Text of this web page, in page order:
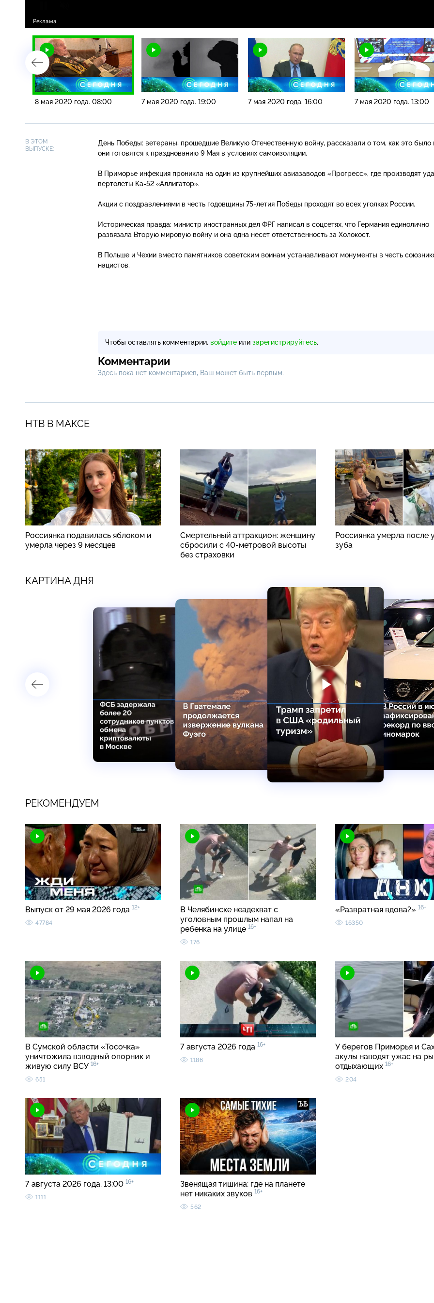
8 мая 2020 года. 08:00 7 мая 2020 года. 19:00 7 мая 2020 года. 16:00 7 мая 2020 года. 13:00
В ЭТОМ
ВЫПУСКЕ:
День Победы: ветераны, прошедшие Великую Отечественную войну, рассказали о том, как это было
они готовятся к празднованию 9 Мая в условиях самоизоляции.
В Приморье инфекция проникла на один из крупнейших авиазаводов «Прогресс», где производят
вертолеты Ка-52 «Аллигатор».
Акции с поздравлениями в честь годовщины 75-летия Победы проходят во всех уголках России.
Историческая правда: министр иностранных дел ФРГ написал в соцсетях, что Германия единолично
развязала Вторую мировую войну и она одна несет ответственность за Холокост.
В Польше и Чехии вместо памятников советским воинам устанавливают монументы в честь
нацистов.
Чтобы оставлять комментарии, войдите или зарегистрируйтесь.
Комментарии
Здесь пока нет комментариев, Ваш может быть первым.
НТВ В МАКСЕ
Россиянка подавилась яблоком и
умерла через 9 месяцев
Смертельный аттракцион: женщину
сбросили с 40-метровой высоты
без страховки
Россиянка умерла после
зуба
КАРТИНА ДНЯ
РЕКОМЕНДУЕМ
Выпуск от 29 мая 2026 года 12+
47784
В Челябинске неадекват с
уголовным прошлым напал на
ребенка на улице 16+
176
«Развратная вдова?» 16+
16350
В Сумской области «Тосочка»
уничтожила взводный опорник и
живую силу ВСУ 16+
651
7 августа 2026 года 16+
1186
У берегов Приморья и
акулы наводят ужас на
отдыхающих 16+
204
7 августа 2026 года. 13:00 16+
1111
Звенящая тишина: где на планете
нет никаких звуков 16+
562